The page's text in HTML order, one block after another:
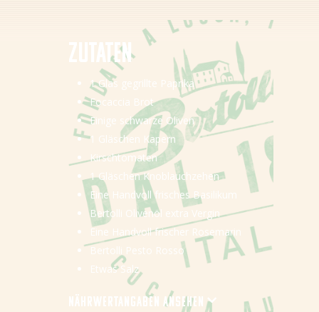
Zutaten
1 Glas gegrillte Paprika
Focaccia Brot
Einige schwarze Oliven
1 Gläschen Kapern
Kirschtomaten
1 Gläschen Knoblauchzehen
Eine Handvoll frisches Basilikum
Bertolli Olivenöl extra Vergin
Eine Handvoll frischer Rosemarin
Bertolli Pesto Rosso
Etwas Salz
Nährwertangaben ansehen
FR (BE)
EN
GR